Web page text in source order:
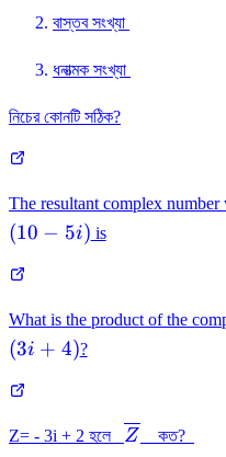
বাস্তব সংখ্যা
ধনাত্মক সংখ্যা
নিচের কোনটি সঠিক?
The resultant complex number
(10 − 5i) is
What is the product of the
(3i + 4)?
Z= - 3i + 2 হলে Z কত?